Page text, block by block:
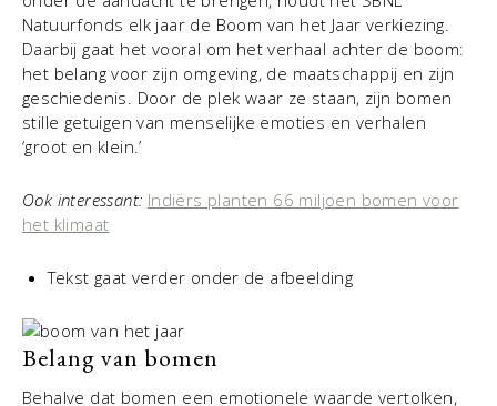
Natuurfonds elk jaar de Boom van het Jaar verkiezing.
Daarbij gaat het vooral om het verhaal achter de boom:
het belang voor zijn omgeving, de maatschappij en zijn
geschiedenis. Door de plek waar ze staan, zijn bomen
stille getuigen van menselijke emoties en verhalen
‘groot en klein.’
Ook interessant: Indiërs planten 66 miljoen bomen voor
het klimaat
Tekst gaat verder onder de afbeelding
Belang van bomen
Behalve dat bomen een emotionele waarde vertolken,